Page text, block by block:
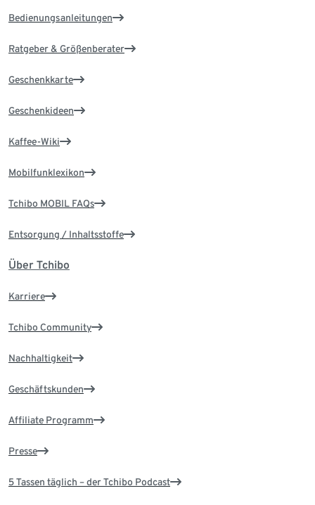
Bedienungsanleitungen
Ratgeber & Größenberater
Geschenkkarte
Geschenkideen
Kaffee-Wiki
Mobilfunklexikon
Tchibo MOBIL FAQs
Entsorgung / Inhaltsstoffe
Über Tchibo
Karriere
Tchibo Community
Nachhaltigkeit
Geschäftskunden
Affiliate Programm
Presse
5 Tassen täglich – der Tchibo Podcast